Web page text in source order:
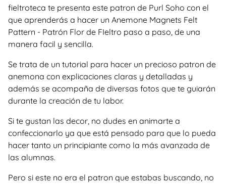
fieltroteca te presenta este patron de Purl Soho con el
que aprenderás a hacer un Anemone Magnets Felt
Pattern - Patrón Flor de FIeltro paso a paso, de una
manera facil y sencilla.
Se trata de un tutorial para hacer un precioso patron de
anemona con explicaciones claras y detalladas y
además se acompaña de diversas fotos que te guiarán
durante la creación de tu labor.
Si te gustan las decor, no dudes en animarte a
confeccionarlo ya que está pensado para que lo pueda
hacer tanto un principiante como la más avanzada de
las alumnas.
Pero si este no era el patron que estabas buscando, no